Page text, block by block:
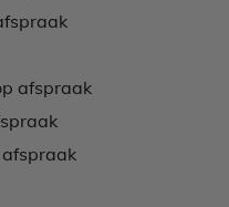
afspraak